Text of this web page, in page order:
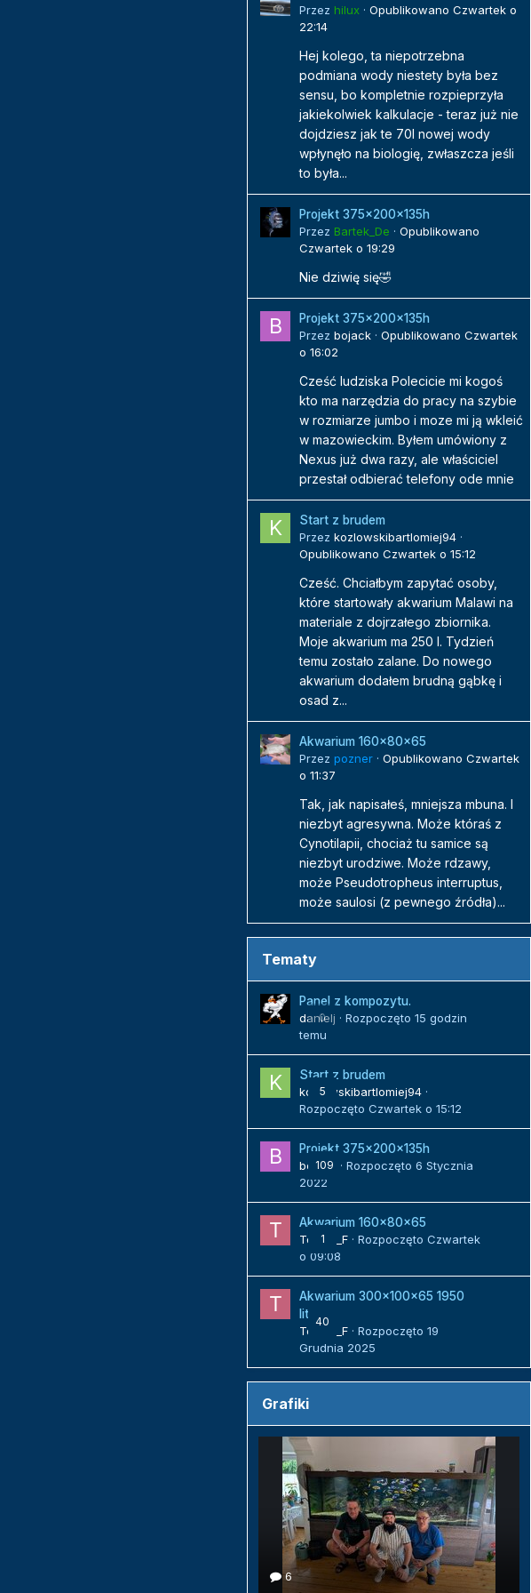
Przez hilux · Opublikowano Czwartek o
22:14
Hej kolego, ta niepotrzebna
podmiana wody niestety była bez
sensu, bo kompletnie rozpieprzyła
jakiekolwiek kalkulacje - teraz już nie
dojdziesz jak te 70l nowej wody
wpłynęło na biologię, zwłaszcza jeśli
to była...
Projekt 375x200x135h
Przez Bartek_De · Opublikowano
Czwartek o 19:29
Nie dziwię się🤣
Projekt 375x200x135h
Przez bojack · Opublikowano Czwartek
o 16:02
Cześć ludziska Polecicie mi kogoś
kto ma narzędzia do pracy na szybie
w rozmiarze jumbo i moze mi ją wkleić
w mazowieckim. Byłem umówiony z
Nexus już dwa razy, ale właściciel
przestał odbierać telefony ode mnie
Start z brudem
Przez kozlowskibartlomiej94 ·
Opublikowano Czwartek o 15:12
Cześć. Chciałbym zapytać osoby,
które startowały akwarium Malawi na
materiale z dojrzałego zbiornika.
Moje akwarium ma 250 l. Tydzień
temu zostało zalane. Do nowego
akwarium dodałem brudną gąbkę i
osad z...
Akwarium 160x80x65
Przez pozner · Opublikowano Czwartek
o 11:37
Tak, jak napisałeś, mniejsza mbuna. I
niezbyt agresywna. Może któraś z
Cynotilapii, chociaż tu samice są
niezbyt urodziwe. Może rdzawy,
może Pseudotropheus interruptus,
może saulosi (z pewnego źródła)...
Tematy
0
Panel z kompozytu.
danielj · Rozpoczęto 15 godzin
temu
5
Start z brudem
kozlowskibartlomiej94 ·
Rozpoczęto Czwartek o 15:12
109
Projekt 375x200x135h
bojack · Rozpoczęto 6 Stycznia
2022
1
Akwarium 160x80x65
Tomek_F · Rozpoczęto Czwartek
o 09:08
40
Akwarium 300x100x65 1950
litrów
Tomek_F · Rozpoczęto 19
Grudnia 2025
Grafiki
6